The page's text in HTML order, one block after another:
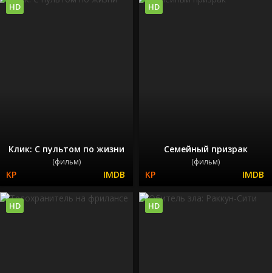
Клик: С пультом по жизни
(фильм)
HD
Семейный призрак
(фильм)
HD
HD HD